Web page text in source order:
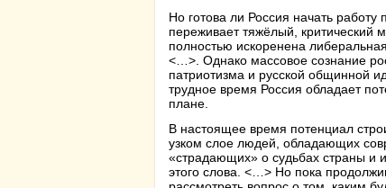
Но готова ли Россия начать
переживает тяжёлый, критический
полностью искоренена
<…>. Однако массовое сознание
патриотизма и русской общинной
трудное время Россия обладает
плане.
В настоящее время потенциал
узком слое людей, обладающих
«страдающих» о судьбах страны и
этого слова. <…> Но пока